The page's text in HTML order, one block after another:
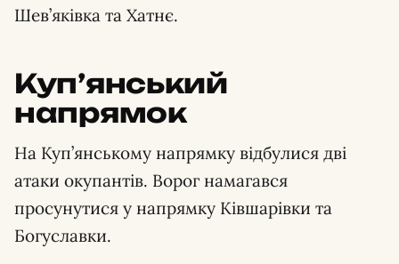
Шев’яківка та Хатнє.
Куп’янський
напрямок
На Куп’янському напрямку відбулися дві
атаки окупантів. Ворог намагався
просунутися у напрямку Ківшарівки та
Богуславки.